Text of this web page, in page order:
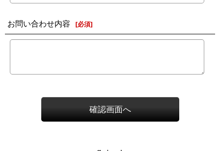
お問い合わせ内容 [必須]
確認画面へ